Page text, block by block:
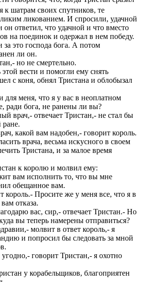
к шатрам своих спутников, те
ликованием. И спросили, удачной
он ответил, что удачной и что вместо
на поединок и одержал в нем победу.
это господа бога. А потом
ли он.
но не смертельно.
вести и помогли ему снять
с коня, обнял Тристана и облобызал
для меня, что я у вас в неоплатном
ради бога, не ранены ли вы?
врач,- отвечает Тристан,- не стал бы
ране.
какой вам надобен,- говорит король.
врача, весьма искусного в своем
Тристана, и за малое время
к королю и молвил ему:
вам исполнить то, что вы мне
обещанное вам.
Просите же у меня все, что я в
отказа.
вас, сир,- отвечает Тристан.- Но
вы теперь намерены отправиться?
молвит в ответ король,- я
и попросил бы следовать за мной
говорит Тристан,- я охотно
у корабельщиков, благоприятен